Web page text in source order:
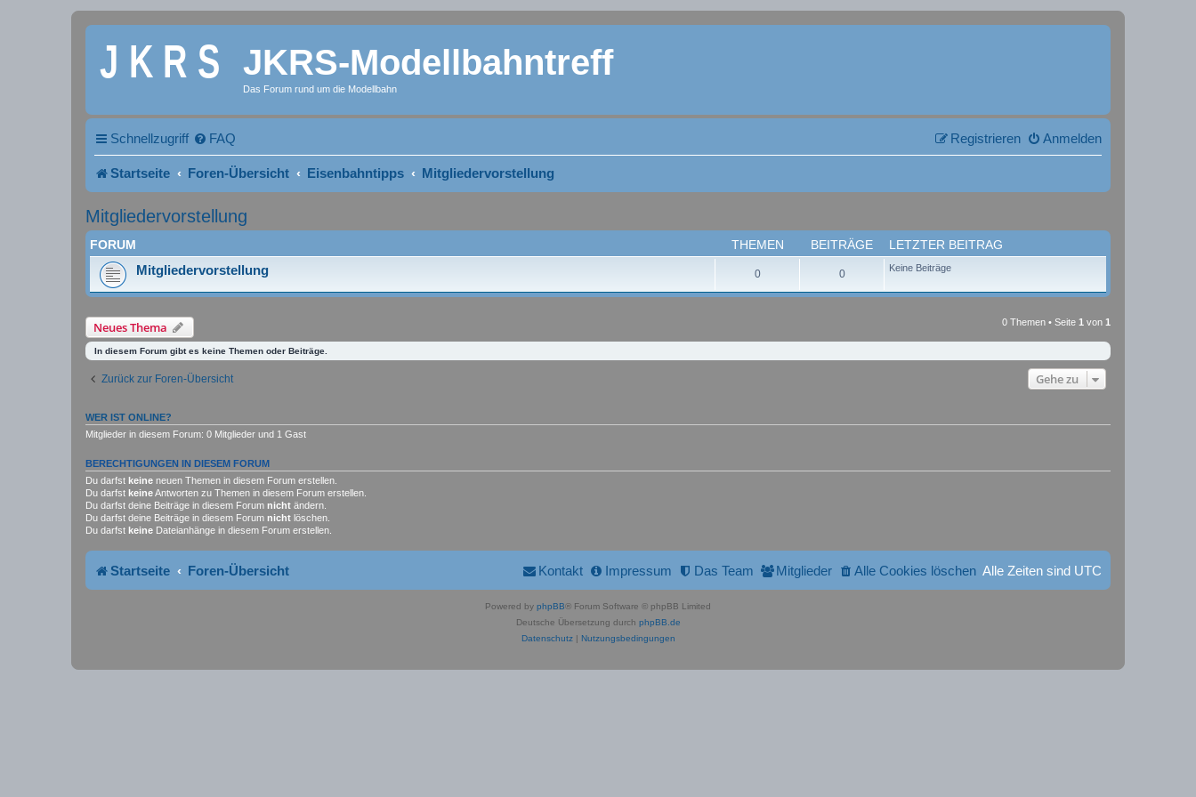
JKRS-Modellbahntreff
Das Forum rund um die Modellbahn
Schnellzugriff FAQ Anmelden
Registrieren
Startseite Foren-Übersicht Eisenbahntipps Mitgliedervorstellung
Mitgliedervorstellung
FORUM THEMEN BEITRÄGE LETZTER BEITRAG
Mitgliedervorstellung 0 0 Keine Beiträge
Neues Thema 0 Themen • Seite 1 von 1
In diesem Forum gibt es keine Themen oder Beiträge.
Zurück zur Foren-Übersicht Gehe zu
WER IST ONLINE?
Mitglieder in diesem Forum: 0 Mitglieder und 1 Gast
BERECHTIGUNGEN IN DIESEM FORUM
Du darfst keine neuen Themen in diesem Forum erstellen.
Du darfst keineAntworten zu Themen in diesem Forum erstellen.
Du darfst deine Beiträge in diesem Forum nicht ändern.
Du darfst deine Beiträge in diesem Forum nicht löschen.
Du darfst keine Dateianhänge in diesem Forum erstellen.
Startseite Foren-Übersicht Alle Zeiten sind UTC
Alle Cookies löschen
Mitglieder
Das Team
Impressum
Kontakt
Powered by phpBB® Forum Software © phpBB Limited
Deutsche Übersetzung durch phpBB.de
Datenschutz| Nutzungsbedingungen